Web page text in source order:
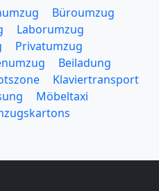
Büroumzug
Laborumzug
Privatumzug
Beiladung
Klaviertransport
Möbeltaxi